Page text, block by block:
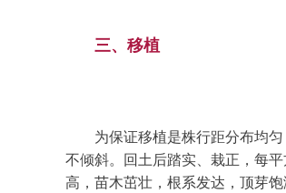
三、移植
不倾斜。回土后踏实、栽正，每
高，苗木茁壮，根系发达，顶芽